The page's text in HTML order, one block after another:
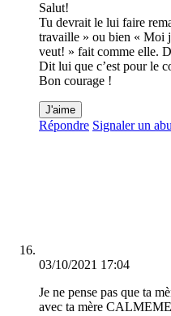
Salut!
Tu devrait le lui faire
travaille » ou bien « Moi
veut! » fait comme elle.
Dit lui que c’est pour le
Bon courage !
J'aime
Répondre Signaler un
03/10/2021 17:04
Je ne pense pas que ta
avec ta mère